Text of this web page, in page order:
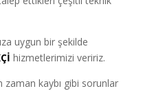
uygun bir şekilde
hizmetlerimizi veririz.
zaman kaybı gibi sorunlar